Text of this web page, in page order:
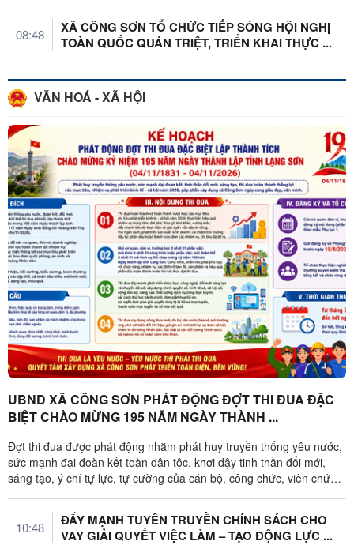
08:48
XÃ CÔNG SƠN TỔ CHỨC TIẾP SÓNG HỘI NGHỊ
TOÀN QUỐC QUÁN TRIỆT, TRIỂN KHAI THỰC ...
VĂN HOÁ - XÃ HỘI
UBND XÃ CÔNG SƠN PHÁT ĐỘNG ĐỢT THI ĐUA ĐẶC
BIỆT CHÀO MỪNG 195 NĂM NGÀY THÀNH ...
Đợt thi đua được phát động nhằm phát huy truyền thống yêu nước,
sức mạnh đại đoàn kết toàn dân tộc, khơi dậy tinh thần đổi mới,
sáng tạo, ý chí tự lực, tự cường của cán bộ, công chức, viên chức,
10:48
ĐẨY MẠNH TUYÊN TRUYỀN CHÍNH SÁCH CHO
VAY GIẢI QUYẾT VIỆC LÀM – TẠO ĐỘNG LỰC ...